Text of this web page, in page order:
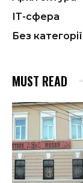
ІТ-сфера
Без категорії
MUST READ